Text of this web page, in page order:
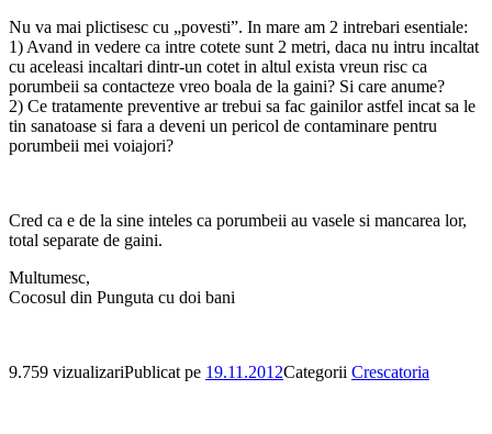
Nu va mai plictisesc cu „povesti”. In mare am 2 intrebari esentiale:
1) Avand in vedere ca intre cotete sunt 2 metri, daca nu intru incaltat
cu aceleasi incaltari dintr-un cotet in altul exista vreun risc ca
porumbeii sa contacteze vreo boala de la gaini? Si care anume?
2) Ce tratamente preventive ar trebui sa fac gainilor astfel incat sa le
tin sanatoase si fara a deveni un pericol de contaminare pentru
porumbeii mei voiajori?
Cred ca e de la sine inteles ca porumbeii au vasele si mancarea lor,
total separate de gaini.
Multumesc,
Cocosul din Punguta cu doi bani
9.759 vizualizariPublicat pe 19.11.2012Categorii Crescatoria